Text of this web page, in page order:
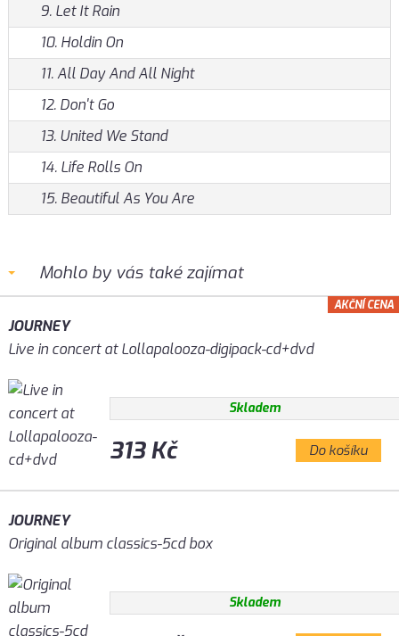
9. Let It Rain
10. Holdin On
11. All Day And All Night
12. Don't Go
13. United We Stand
14. Life Rolls On
15. Beautiful As You Are
Mohlo by vás také zajímat
JOURNEY
Live in concert at Lollapalooza-digipack-cd+dvd
Skladem
313 Kč Do košíku
AKČNÍ CENA
JOURNEY
Original album classics-5cd box
Skladem